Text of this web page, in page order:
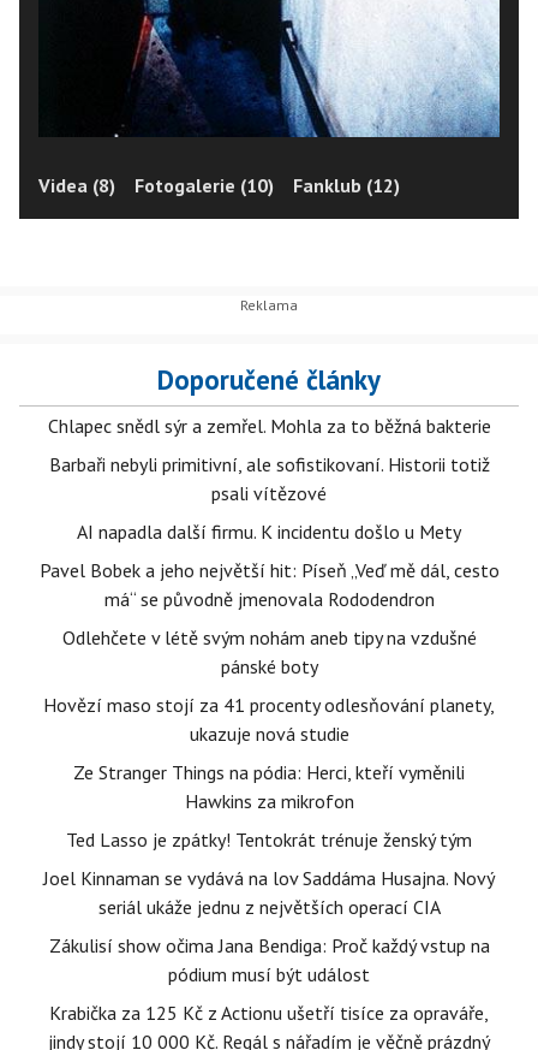
Videa (8) Fotogalerie (10) Fanklub (12)
Doporučené články
Chlapec snědl sýr a zemřel. Mohla za to běžná bakterie
Barbaři nebyli primitivní, ale sofistikovaní. Historii totiž
psali vítězové
AI napadla další firmu. K incidentu došlo u Mety
Pavel Bobek a jeho největší hit: Píseň „Veď mě dál, cesto
má“ se původně jmenovala Rododendron
Odlehčete v létě svým nohám aneb tipy na vzdušné
pánské boty
Hovězí maso stojí za 41 procenty odlesňování planety,
ukazuje nová studie
Ze Stranger Things na pódia: Herci, kteří vyměnili
Hawkins za mikrofon
Ted Lasso je zpátky! Tentokrát trénuje ženský tým
Joel Kinnaman se vydává na lov Saddáma Husajna. Nový
seriál ukáže jednu z největších operací CIA
Zákulisí show očima Jana Bendiga: Proč každý vstup na
pódium musí být událost
Krabička za 125 Kč z Actionu ušetří tisíce za opraváře,
jindy stojí 10 000 Kč. Regál s nářadím je věčně prázdný